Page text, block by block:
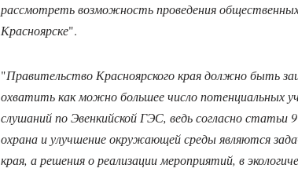
рассмотреть возможность проведения
Красноярске".
"Правительство Красноярского края должно быть
охватить как можно большее число потенциальных
слушаний по Эвенкийской ГЭС, ведь согласно статьи
охрана и улучшение окружающей среды являются
края, а решения о реализации мероприятий, в